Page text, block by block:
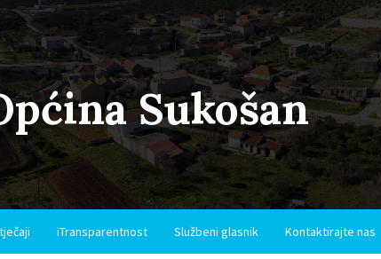
Sukošan
iTransparentnost Službeni glasnik Kontaktirajte nas